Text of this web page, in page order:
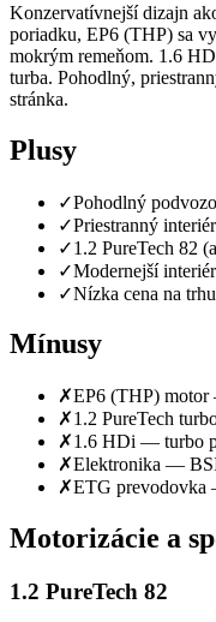
Konzervatívnejší dizajn
poriadku, EP6 (THP) sa
mokrým remeňom. 1.6
turba. Pohodlný,
stránka.
Plusy
✓Pohodlný
✓Priestranný
✓1.2 PureTech 82
✓Modernejší
✓Nízka cena na trhu
Mínusy
✗EP6 (THP)
✗1.2 PureTech
✗1.6 HDi — turbo
✗Elektronika —
✗ETG prevodovka
Motorizácie a
1.2 PureTech 82